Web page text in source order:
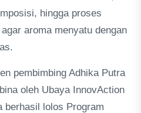
hingga proses
aroma menyatu dengan
pembimbing Adhika Putra
oleh Ubaya InnovAction
berhasil lolos Program